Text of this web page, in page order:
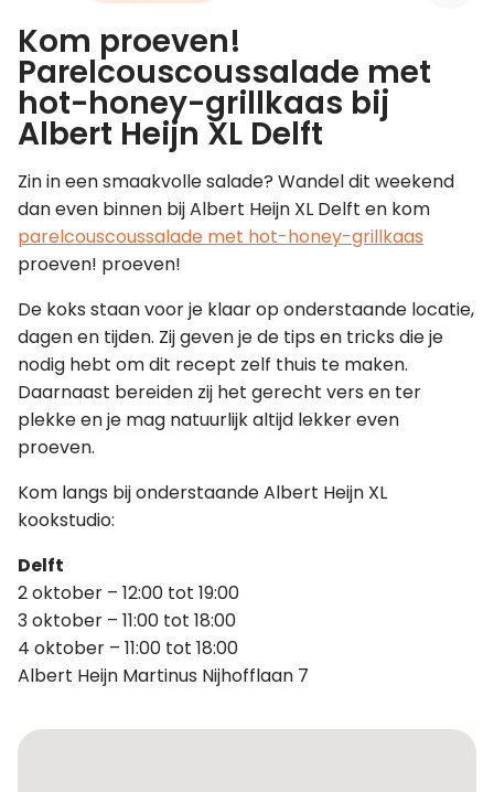
Kooktips & blogs
Kom proeven!
Parelcouscoussalade met
hot-honey-grillkaas bij
Albert Heijn XL Delft
Zin in een smaakvolle salade? Wandel dit weekend
dan even binnen bij Albert Heijn XL Delft en kom
parelcouscoussalade met hot-honey-grillkaas
proeven! proeven!
De koks staan voor je klaar op onderstaande locatie,
dagen en tijden. Zij geven je de tips en tricks die je
nodig hebt om dit recept zelf thuis te maken.
Daarnaast bereiden zij het gerecht vers en ter
plekke en je mag natuurlijk altijd lekker even
proeven.
Kom langs bij onderstaande Albert Heijn XL
kookstudio:
Delft
2 oktober – 12:00 tot 19:00
3 oktober – 11:00 tot 18:00
4 oktober – 11:00 tot 18:00
Albert Heijn Martinus Nijhofflaan 7